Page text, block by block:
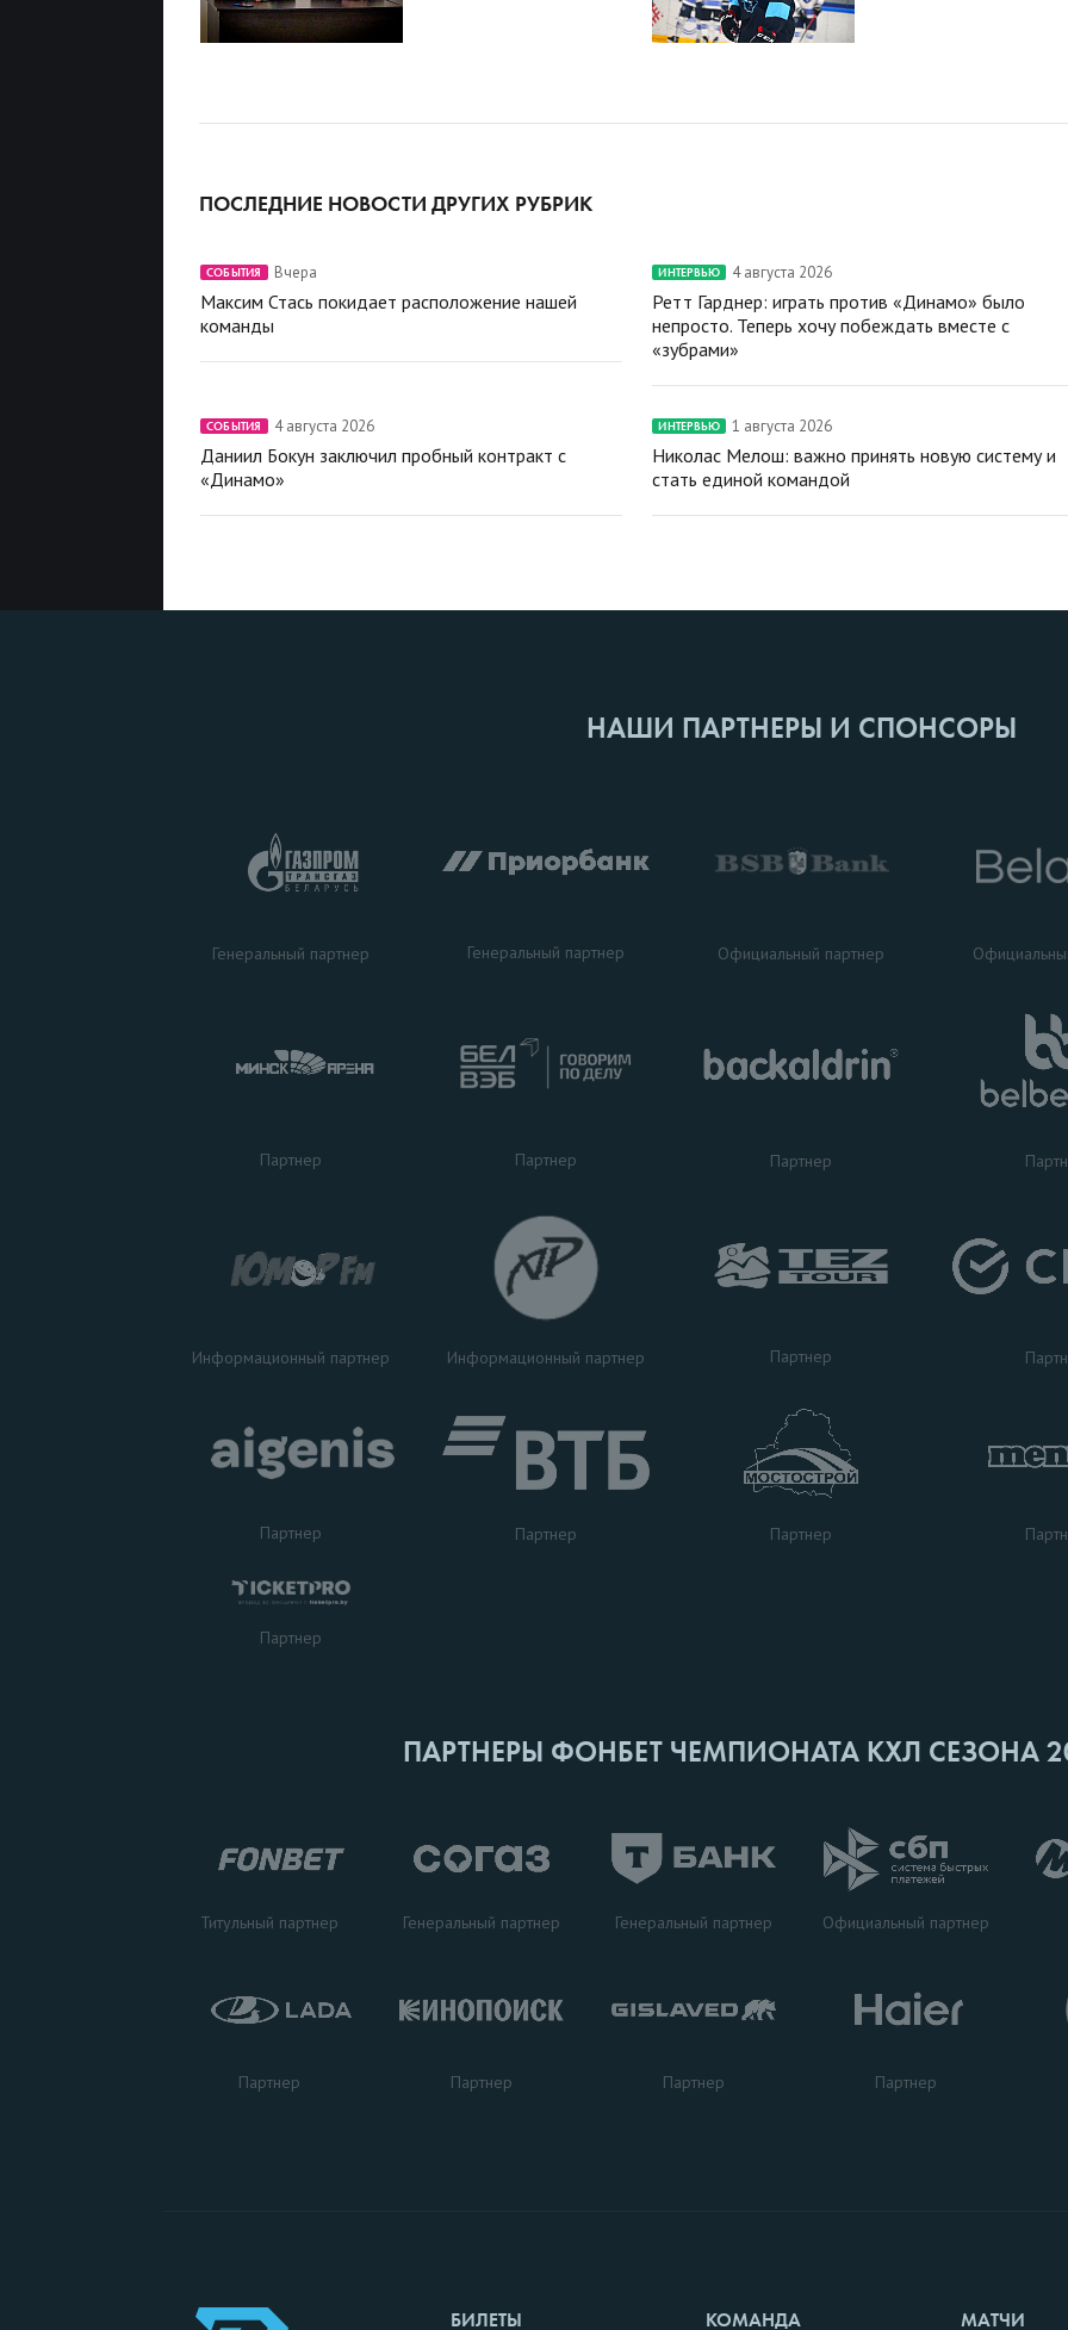
ПОСЛЕДНИЕ НОВОСТИ ДРУГИХ РУБРИК
СОБЫТИЯ Вчера
Максим Стась покидает расположение нашей
команды
ИНТЕРВЬЮ 4 августа 2026
Ретт Гарднер: играть против «Динамо» было
непросто. Теперь хочу побеждать вместе с
«зубрами»
СОБЫТИЯ 4 августа 2026
Даниил Бокун заключил пробный контракт с
«Динамо»
ИНТЕРВЬЮ 1 августа 2026
Николас Мелош: важно принять новую систему и
стать единой командой
НАШИ ПАРТНЕРЫ И СПОНСОРЫ
Генеральный партнер Генеральный партнер Официальный партнер
Партнер Партнер Партнер
Информационный партнер Информационный партнер Партнер
Партнер Партнер Партнер
Партнер
ПАРТНЕРЫ ФОНБЕТ ЧЕМПИОНАТА КХЛ СЕЗОНА
Титульный партнер Генеральный партнер Генеральный партнер Официальный партнер
Партнер Партнер Партнер Партнер
БИЛЕТЫ КОМАНДА МАТЧИ